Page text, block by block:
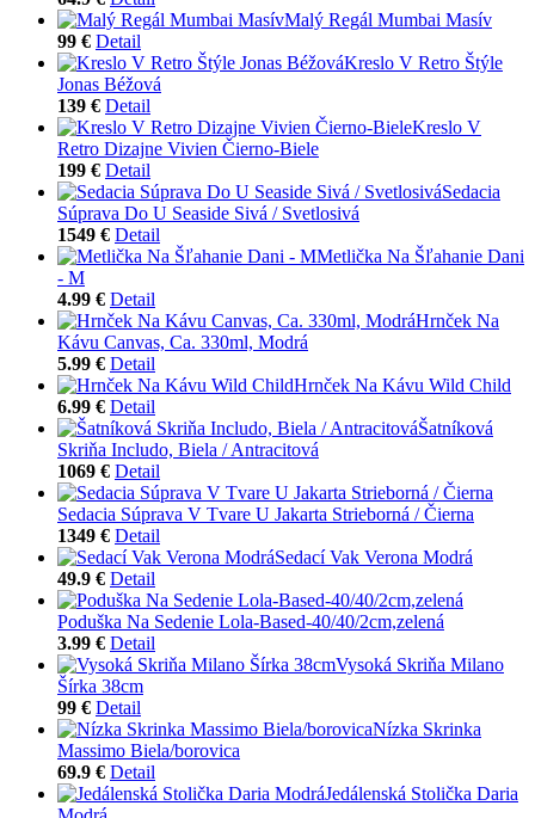
Malý Regál Mumbai Masív
99 € Detail
Kreslo V Retro Štýle
Jonas Béžová
139 € Detail
Kreslo V
Retro Dizajne Vivien Čierno-Biele
199 € Detail
Sedacia
Súprava Do U Seaside Sivá / Svetlosivá
1549 € Detail
Metlička Na Šľahanie Dani
- M
4.99 € Detail
Hrnček Na
Kávu Canvas, Ca. 330ml, Modrá
5.99 € Detail
Hrnček Na Kávu Wild Child
6.99 € Detail
Šatníková
Skriňa Includo, Biela / Antracitová
1069 € Detail
Sedacia Súprava V Tvare U Jakarta Strieborná / Čierna
1349 € Detail
Sedací Vak Verona Modrá
49.9 € Detail
Poduška Na Sedenie Lola-Based-40/40/2cm,zelená
3.99 € Detail
Vysoká Skriňa Milano
Šírka 38cm
99 € Detail
Nízka Skrinka
Massimo Biela/borovica
69.9 € Detail
Jedálenská Stolička Daria